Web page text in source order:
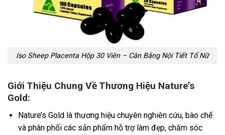
Iso Sheep Placenta Hộp 30 Viên – Cân Bằng Nội Tiết Tố Nữ
Giới Thiệu Chung Về Thương Hiệu Nature’s
Gold:
Nature’s Gold là thương hiệu chuyên nghiên cứu, bào chế
và phân phối các sản phẩm hỗ trợ làm đẹp, chăm sóc